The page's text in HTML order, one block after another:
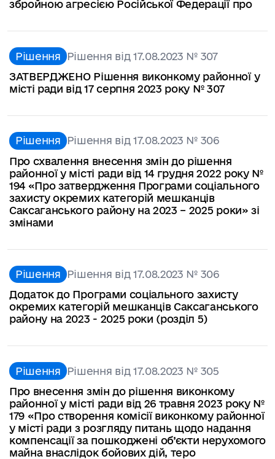
збройною агресією Російської Федерації про
Рішення Рішення від 17.08.2023 № 307
ЗАТВЕРДЖЕНО Рішення виконкому районної у
місті ради від 17 серпня 2023 року № 307
Рішення Рішення від 17.08.2023 № 306
Про схвалення внесення змін до рішення
районної у місті ради від 14 грудня 2022 року №
194 «Про затвердження Програми соціального
захисту окремих категорій мешканців
Саксаганського району на 2023 – 2025 роки» зі
змінами
Рішення Рішення від 17.08.2023 № 306
Додаток до Програми соціального захисту
окремих категорій мешканців Саксаганського
району на 2023 - 2025 роки (розділ 5)
Рішення Рішення від 17.08.2023 № 305
Про внесення змін до рішення виконкому
районної у місті ради від 26 травня 2023 року №
179 «Про створення комісії виконкому районної
у місті ради з розгляду питань щодо надання
компенсації за пошкоджені об’єкти нерухомого
майна внаслідок бойових дій, теро